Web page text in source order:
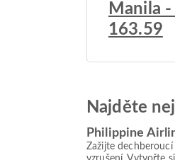
Manila -
163.59
Najděte
Philippine
Zažijte